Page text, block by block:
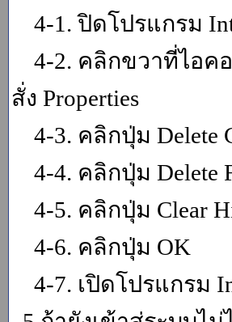
4-1. ปิดโปรแกรม
4-2. คลิกขวาที่ไอคอ
สั่ง Properties
4-3. คลิกปุ่ม Delete
4-4. คลิกปุ่ม Delete
4-5. คลิกปุ่ม Clear
4-6. คลิกปุ่ม OK
4-7. เปิดโปรแกรม